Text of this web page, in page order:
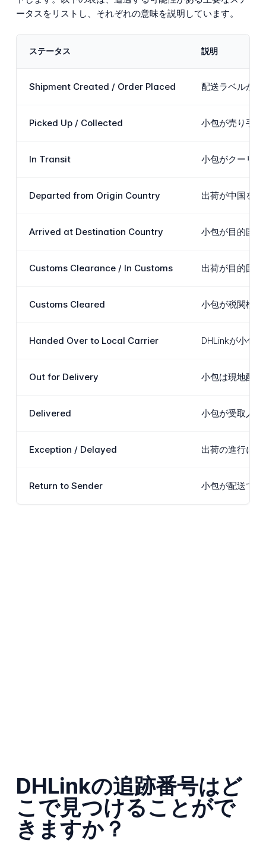
ータスをリストし、それぞれの意味を説明しています。
ステータス 説明
Shipment Created / Order Placed 配送ラベルが
Picked Up / Collected 小包が売り手
In Transit 小包がクーリ
Departed from Origin Country 出荷が中国を
Arrived at Destination Country 小包が目的国
Customs Clearance / In Customs 出荷が目的国
Customs Cleared 小包が税関検
Handed Over to Local Carrier DHLinkが小包
Out for Delivery 小包は現地配
Delivered 小包が受取人
Exception / Delayed 出荷の進行に
Return to Sender 小包が配送で
DHLinkの追跡番号はど
こで見つけることがで
きますか？